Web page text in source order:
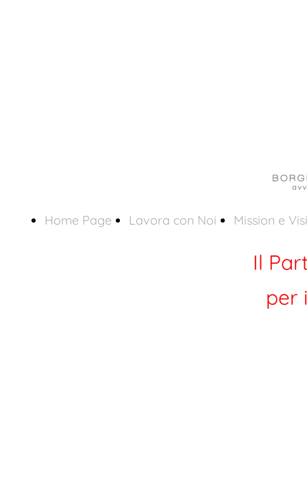
Home Page Lavora con Noi Mission e
Il
per